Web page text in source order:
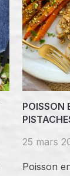
POISSON
25 mars
Poisson